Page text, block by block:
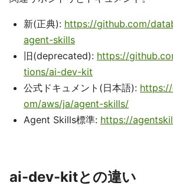
新(正典): https://github.com/
agent-skills
旧(deprecated): https://
tions/ai-dev-kit
公式ドキュメント(日本語):
om/aws/ja/agent-skills/
Agent Skills標準: https://
ai-dev-kitとの違い